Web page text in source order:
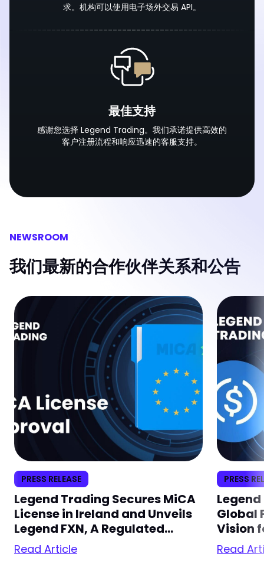
求。机构可以使用电子场外交易 API。
最佳支持
感谢您选择 Legend Trading。我们承诺提供高效的
客户注册流程和响应迅速的客服支持。
NEWSROOM
我们最新的合作伙伴关系和公告
PRESS RELEASE
Legend Trading Secures MiCA
License in Ireland and Unveils
Legend FXN, A Regulated
Stablecoin-To-Fiat
Settlement Hub
Read Article
PRESS
Global
Vision
Read